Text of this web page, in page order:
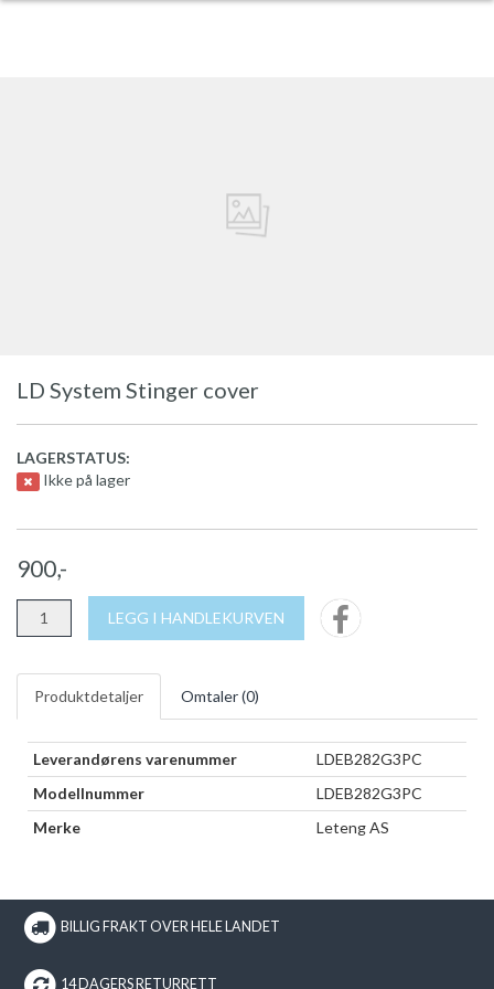
LD System Stinger cover
LAGERSTATUS:
Ikke på lager
900,-
LEGG I HANDLEKURVEN
Produktdetaljer Omtaler (0)
Leverandørens varenummer
LDEB282G3PC
Modellnummer
LDEB282G3PC
Merke
Leteng AS
BILLIG FRAKT OVER HELE LANDET
14 DAGERS RETURRETT